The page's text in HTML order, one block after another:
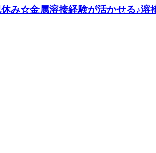
み☆金属溶接経験が活かせる♪溶